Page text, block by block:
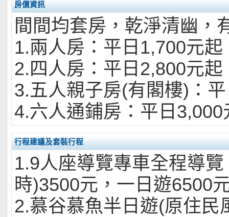
房價資訊
間間均套房，乾淨清幽，
1.兩人房：平日1,700元起
2.四人房：平日2,800元起
3.五人親子房(有閣樓)：
4.六人通鋪房：平日3,000
行程建議及套裝行程
1.9人座導覽專車全程導
時)3500元，一日遊6500
2.慕谷慕魚半日遊(原住民